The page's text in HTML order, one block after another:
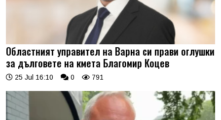
Областният управител на Варна си прави оглушки
за дълговете на кмета Благомир Коцев
25 Jul 16:10 0 791